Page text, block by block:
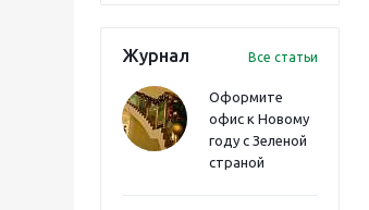
Журнал Все статьи
Оформите
офис к Новому
году с Зеленой
страной